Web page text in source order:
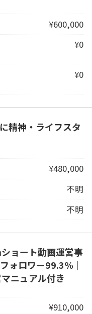
¥600,000
¥0
¥0
精神・ライフスタ
¥480,000
不明
不明
ョート動画運営事
ォロワー99.3%｜
ニュアル付き
¥910,000